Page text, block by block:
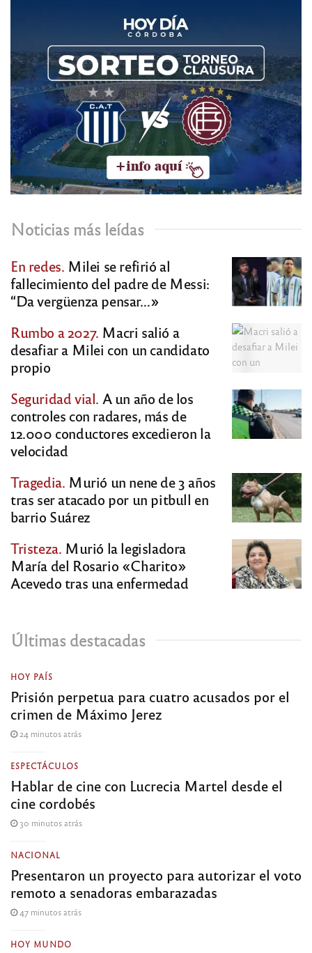
Noticias más leídas
En redes. Milei se refirió al
fallecimiento del padre de Messi:
“Da vergüenza pensar…»
Rumbo a 2027. Macri salió a
desafiar a Milei con un candidato
propio
Seguridad vial. A un año de los
controles con radares, más de
12.000 conductores excedieron la
velocidad
Tragedia. Murió un nene de 3 años
tras ser atacado por un pitbull en
barrio Suárez
Tristeza. Murió la legisladora
María del Rosario «Charito»
Acevedo tras una enfermedad
Últimas destacadas
HOY PAÍS
Prisión perpetua para cuatro acusados por el
crimen de Máximo Jerez
24 minutos atrás
ESPECTÁCULOS
Hablar de cine con Lucrecia Martel desde el
cine cordobés
30 minutos atrás
NACIONAL
Presentaron un proyecto para autorizar el voto
remoto a senadoras embarazadas
47 minutos atrás
HOY MUNDO